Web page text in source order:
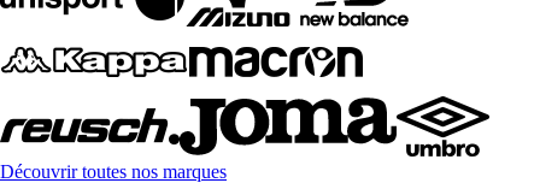
Découvrir toutes nos marques